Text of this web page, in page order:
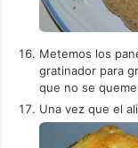
Metemos los
gratinador para
que no se
Una vez que el